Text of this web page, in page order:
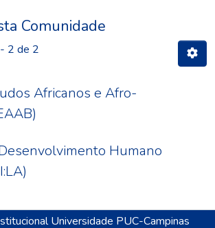
Comunidade
2 de 2
Africanos e Afro-
Humano
Universidade PUC-Campinas